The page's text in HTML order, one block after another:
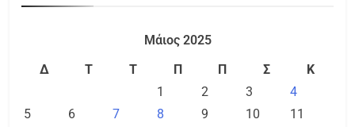
Μάιος 2025
Δ
Τ Τ Π Π Σ
Κ
1
2 3
4
5
6 7 8 9 10
11